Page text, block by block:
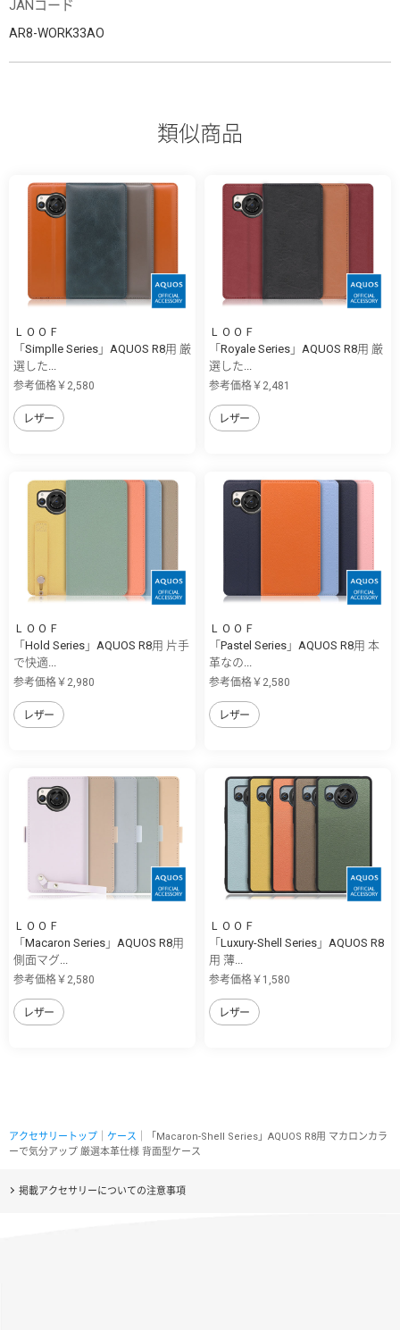
JANコード
AR8-WORK33AO
類似商品
ＬＯＯＦ
「Simplle Series」AQUOS R8用 厳
選した...
参考価格￥2,580
レザー
ＬＯＯＦ
「Royale Series」AQUOS R8用 厳
選した...
参考価格￥2,481
レザー
ＬＯＯＦ
「Hold Series」AQUOS R8用 片手
で快適...
参考価格￥2,980
レザー
ＬＯＯＦ
「Pastel Series」AQUOS R8用 本
革なの...
参考価格￥2,580
レザー
ＬＯＯＦ
「Macaron Series」AQUOS R8用
側面マグ...
参考価格￥2,580
レザー
ＬＯＯＦ
「Luxury-Shell Series」AQUOS R8
用 薄...
参考価格￥1,580
レザー
アクセサリートップ ケース ｜「Macaron-Shell Series」AQUOS R8用 マカロンカラ
ーで気分アップ 厳選本革仕様 背面型ケース
掲載アクセサリーについての注意事項